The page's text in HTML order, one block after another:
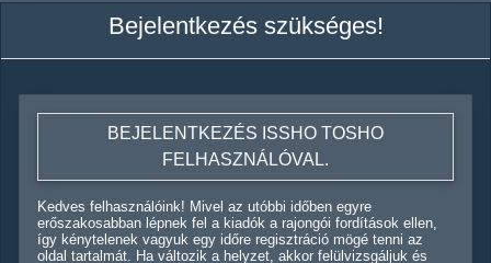
Bejelentkezés szükséges!
BEJELENTKEZÉS ISSHO TOSHO
FELHASZNÁLÓVAL.
Kedves felhasználóink! Mivel az utóbbi időben egyre
erőszakosabban lépnek fel a kiadók a rajongói fordítások ellen,
így kénytelenek vagyuk egy időre regisztráció mögé tenni az
oldal tartalmát. Ha változik a helyzet, akkor felülvizsgáljuk és